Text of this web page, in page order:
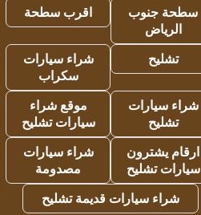
سطحة جنوب
الرياض
اقرب سطحة
تشليح
شراء سيارات
سكراب
شراء سيارات
تشليح
موقع شراء
سيارات تشليح
ارقام يشترون
سيارات تشليح
شراء سيارات
مصدومة
شراء سيارات قديمة تشليح